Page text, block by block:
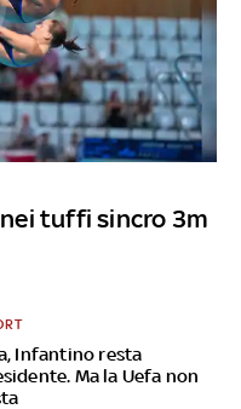
tuffi sincro 3m
Infantino resta
Ma la Uefa non